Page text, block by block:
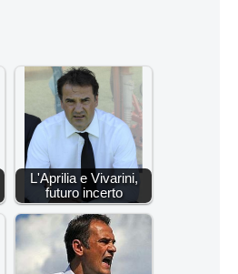
L'Aprilia e Vivarini,
futuro incerto